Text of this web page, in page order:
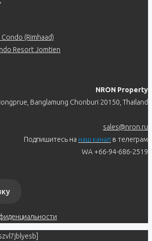
(Rimhaad)
Resort Jomtien
NRON Property
Banglamung Chonburi 20150, Thailand
sales@nron.ru
Подпишитесь на наш канал в телеграм
WA +66-94-686-2519